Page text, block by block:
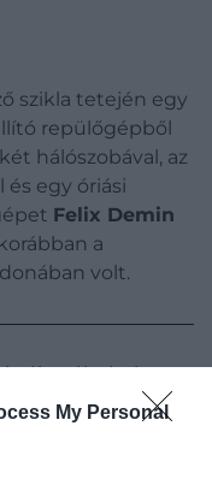
My Personal
szikla tetején egy
repülőgépből
hálószobával, az
egy óriási
Felix Demin
a
volt.
cél a tél végére